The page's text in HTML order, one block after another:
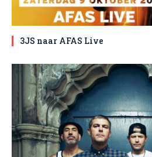
3JS naar AFAS Live